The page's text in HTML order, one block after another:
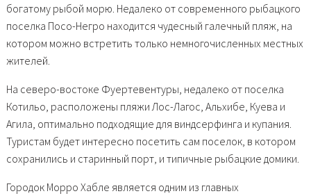
богатому рыбой морю. Недалеко от современного рыбацкого
поселка Посо-Негро находится чудесный галечный пляж, на
котором можно встретить только немногочисленных местных
жителей.
На северо-востоке Фуертевентуры, недалеко от поселка
Котильо, расположены пляжи Лос-Лагос, Альхибе, Куева и
Агила, оптимально подходящие для виндсерфинга и купания.
Туристам будет интересно посетить сам поселок, в котором
сохранились и старинный порт, и типичные рыбацкие домики.
Городок Морро Хабле является одним из главных